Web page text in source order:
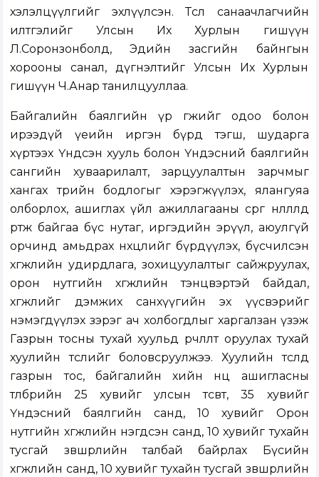
хэлэлцүүлгийг эхлүүлсэн. Төсөл санаачлагчийн
илтгэлийг Улсын Их Хурлын гишүүн
Л.Соронзонболд, Эдийн засгийн байнгын
хорооны санал, дүгнэлтийг Улсын Их Хурлын
гишүүн Ч.Анар танилцууллаа.
Байгалийн баялгийн үр өгөөжийг одоо болон
ирээдүй үеийн иргэн бүрд тэгш, шударга
хүртээх Үндсэн хууль болон Үндэсний баялгийн
сангийн хуваарилалт, зарцуулалтын зарчмыг
хангах төрийн бодлогыг хэрэгжүүлэх, ялангуяа
олборлох, ашиглах үйл ажиллагааны сөрөг нөлөөлөлд
өртөж байгаа бүс нутаг, иргэдийн эрүүл, аюулгүй
орчинд амьдрах нөхцөлийг бүрдүүлэх, бүсчилсэн
хөгжлийн удирдлага, зохицуулалтыг сайжруулах,
орон нутгийн хөгжлийн тэнцвэртэй байдал,
хөгжлийг дэмжих санхүүгийн эх үүсвэрийг
нэмэгдүүлэх зэрэг ач холбогдлыг харгалзан үзэж
Газрын тосны тухай хуульд өөрчлөлт оруулах тухай
хуулийн төслийг боловсруулжээ. Хуулийн төсөлд
газрын тос, байгалийн хийн нөөц ашигласны
төлбөрийн 25 хувийг улсын төсөвт, 35 хувийг
Үндэсний баялгийн санд, 10 хувийг Орон
нутгийн хөгжлийн нэгдсэн санд, 10 хувийг тухайн
тусгай зөвшөөрлийн талбай байрлах Бүсийн
хөгжлийн санд, 10 хувийг тухайн тусгай зөвшөөрлийн